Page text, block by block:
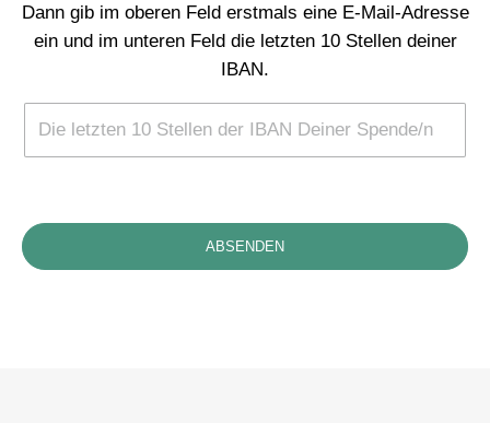
Dann gib im oberen Feld erstmals eine E-Mail-Adresse
ein und im unteren Feld die letzten 10 Stellen deiner
IBAN.